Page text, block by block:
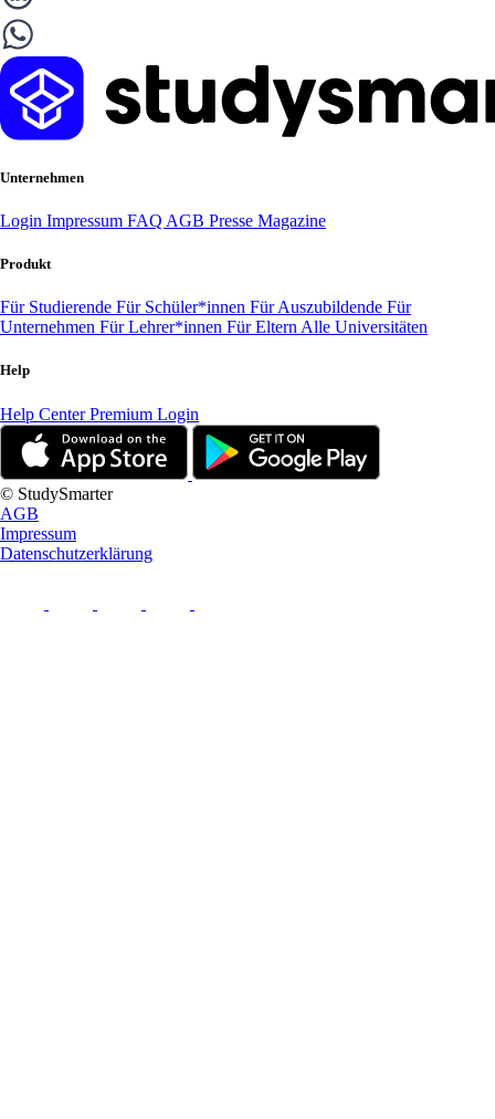
Unternehmen
Login Impressum FAQ AGB Presse Magazine
Produkt
Für Studierende Für Schüler*innen Für Auszubildende Für
Unternehmen Für Lehrer*innen Für Eltern Alle Universitäten
Help
Help CenterPremium Login
© StudySmarter
AGB
Impressum
Datenschutzerklärung